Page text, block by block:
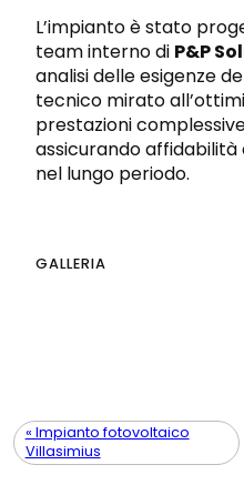
L’impianto è stato
team interno di P&P
analisi delle esigenze
tecnico mirato
prestazioni
assicurando
nel lungo periodo.
GALLERIA
« Impianto fotovoltaico
Villasimius